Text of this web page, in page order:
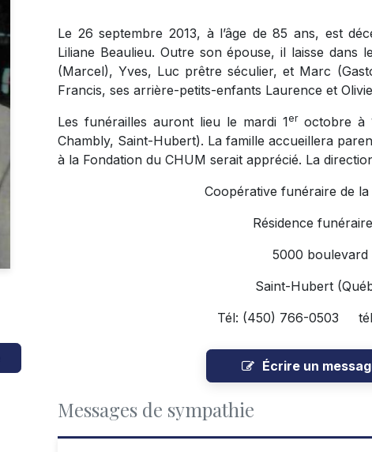
Le 26 septembre 2013, à l’âge de 85 ans, est
Liliane Beaulieu. Outre son épouse, il laisse dans
(Marcel), Yves, Luc prêtre séculier, et Marc
Francis, ses arrière-petits-enfants Laurence et
Les funérailles auront lieu le mardi 1eroctobre à
Chambly, Saint-Hubert). La famille accueillera
à la Fondation du CHUM serait apprécié. La
Coopérative funéraire de
Résidence
5000 boulevard
Saint-Hubert
Tél: (450) 766-0503
Écrire un
Messages de sympathie